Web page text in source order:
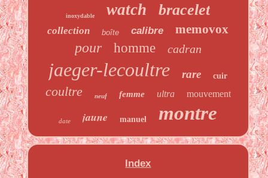
inoxydable watch bracelet
collection boîte calibre memovox
pour homme cadran
jaeger-lecoultre rare cuir
coultre neuf femme ultra mouvement
date jaune manuel montre
Index